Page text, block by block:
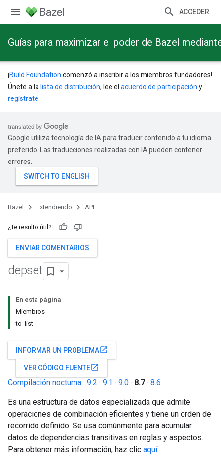
ACCEDER
Guías para maximizar el poder de Bazel
¡Build Foundation comenzó a inscribir a los miembros fundadores!
Únete a la lista de distribución, lee el acuerdo de participación y
regístrate
Google utiliza tecnología de IA para traducir contenido a tu idioma
preferido. Las traducciones realizadas con IA pueden contener
errores.
Bazel Extendiendo API
¿Te resultó útil?
ENVIAR COMENTARIOS
depset
En esta página
Miembros
to_list
INFORMAR UN PROBLEMAopen_in_new
VER CÓDIGO FUENTEopen_in_new
Compilación nocturna · 9.2 · 9.1 · 9.0 · 8.7 · 8.6
Es una estructura de datos especializada que admite
operaciones de combinación eficientes y tiene un orden de
recorrido definido. Se usa comúnmente para acumular
datos de dependencias transitivas en reglas y aspectos.
Para obtener más información, haz clic aquí.